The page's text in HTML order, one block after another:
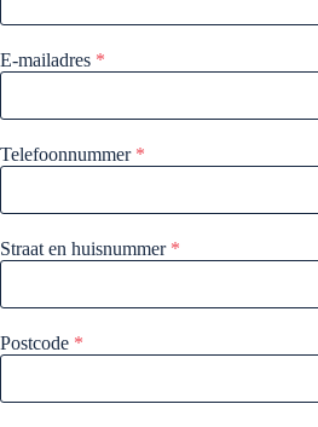
E-mailadres *
Telefoonnummer *
Straat en huisnummer *
Postcode *